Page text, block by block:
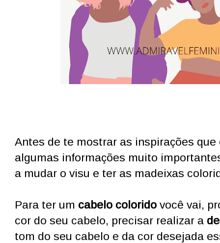
Antes de te mostrar as inspirações
algumas informações muito
a mudar o visu e ter as madeixas
Para ter um cabelo colorido você vai,
cor do seu cabelo, precisar realizar a
tom do seu cabelo e da cor desejada